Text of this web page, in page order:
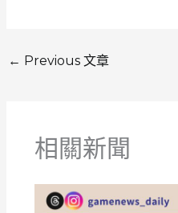
← Previous 文章
相關新聞